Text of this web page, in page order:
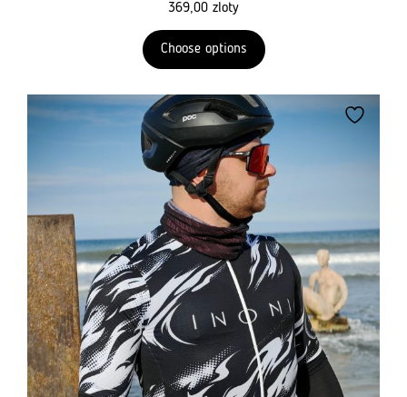
369,00 zloty
Choose options